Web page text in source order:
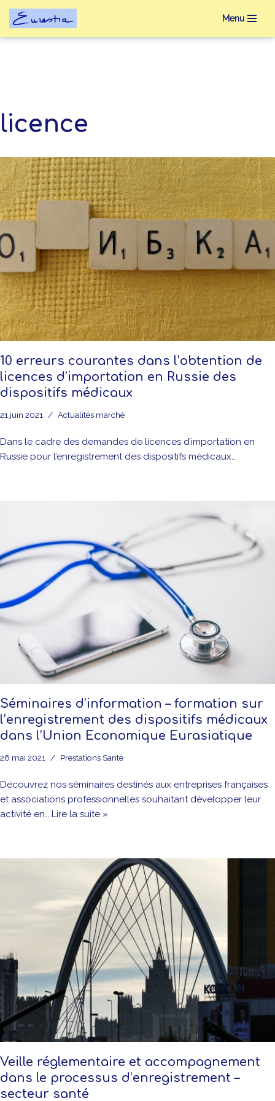
Menu
licence
10 erreurs courantes dans l’obtention de
licences d’importation en Russie des
dispositifs médicaux
21 juin 2021 Actualités marché
Dans le cadre des demandes de licences d’importation en
Russie pour l’enregistrement des dispositifs médicaux…
Séminaires d’information – formation sur
l’enregistrement des dispositifs médicaux
dans l’Union Economique Eurasiatique
26 mai 2021 Prestations Santé
Découvrez nos séminaires destinés aux entreprises françaises
et associations professionnelles souhaitant développer leur
activité en… Lire la suite »
Veille réglementaire et accompagnement
dans le processus d’enregistrement –
secteur santé